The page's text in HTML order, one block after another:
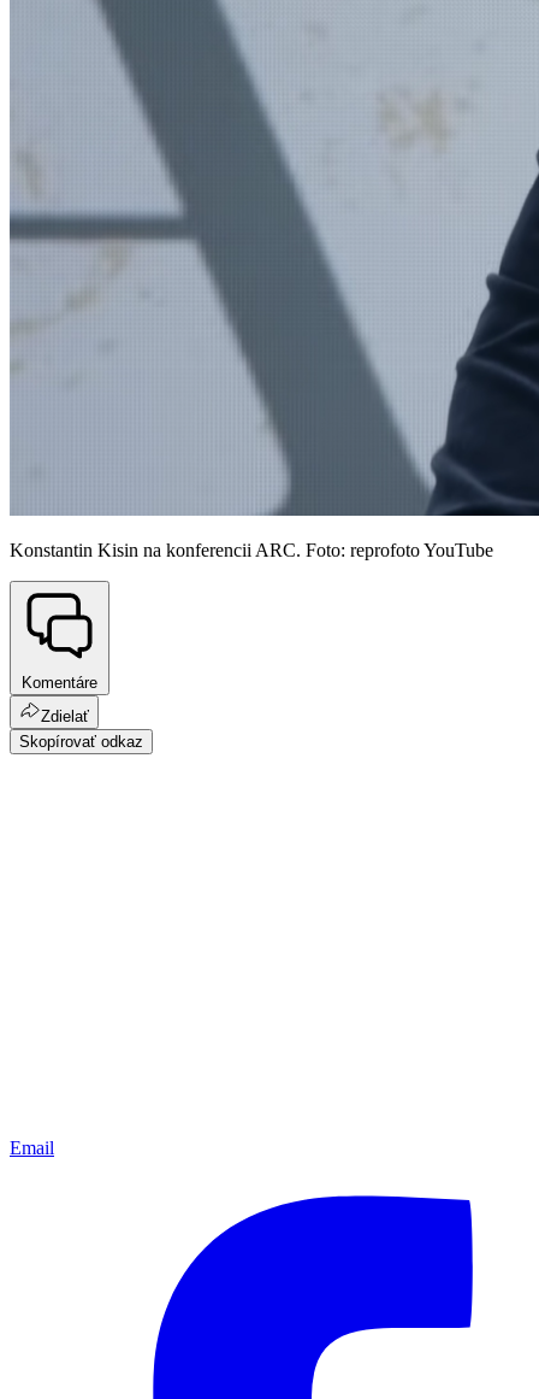
Konstantin Kisin na konferencii ARC. Foto: reprofoto YouTube
Komentáre
Zdielať
Skopírovať odkaz
Email